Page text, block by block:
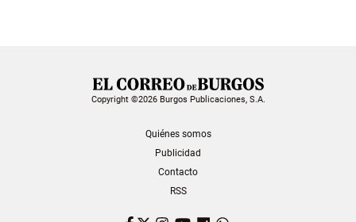
Copyright ©2026 Burgos Publicaciones, S.A.
Quiénes somos
Publicidad
Contacto
RSS